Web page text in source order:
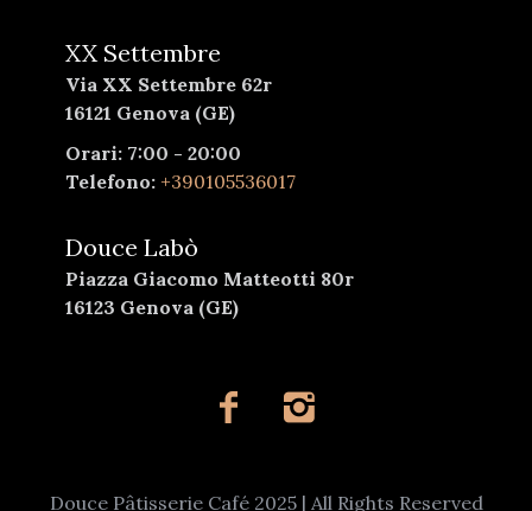
XX Settembre
Via XX Settembre 62r
16121 Genova (GE)
Orari: 7:00 - 20:00
Telefono: +390105536017
Douce Labò
Piazza Giacomo Matteotti 80r
16123 Genova (GE)
Douce Pâtisserie Café 2025 | All Rights Reserved